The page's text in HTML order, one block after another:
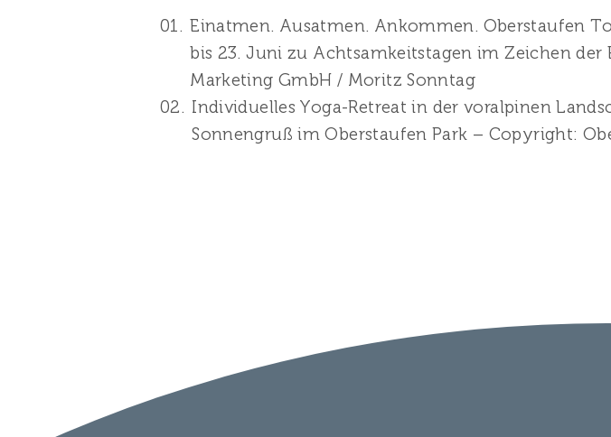
Einatmen. Ausatmen. Ankommen. Oberstaufen
bis 23. Juni zu Achtsamkeitstagen im Zeichen
Marketing GmbH / Moritz Sonntag
Individuelles Yoga-Retreat in der voralpinen
Sonnengruß im Oberstaufen Park – Copyright: